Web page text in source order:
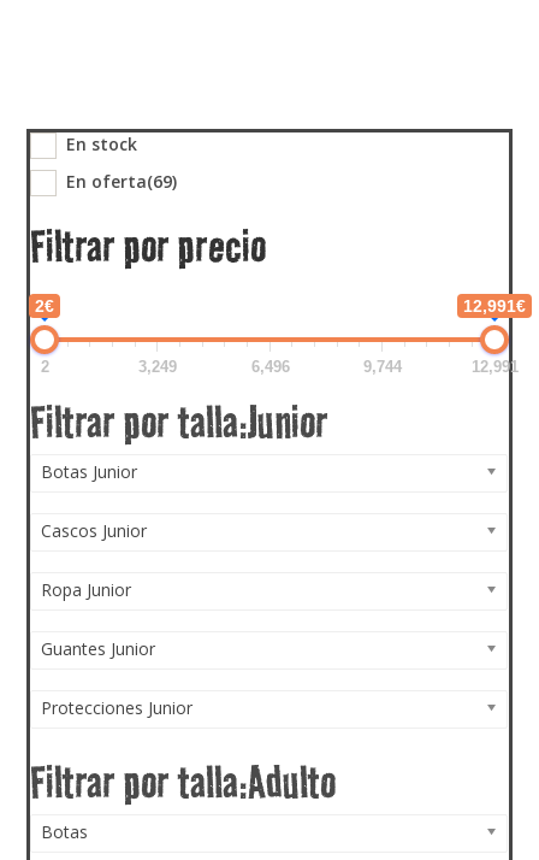
En stock
En oferta(69)
Filtrar por precio
2€ 12,991€
2 3,249 6,496 9,744 12,991
Botas Junior
Cascos Junior
Ropa Junior
Guantes Junior
Protecciones Junior
Botas